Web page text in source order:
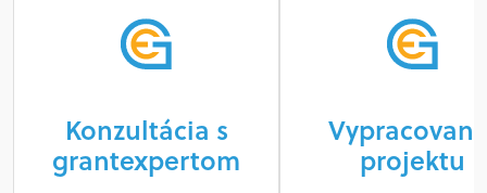
Konzultácia s
grantexpertom
projektu